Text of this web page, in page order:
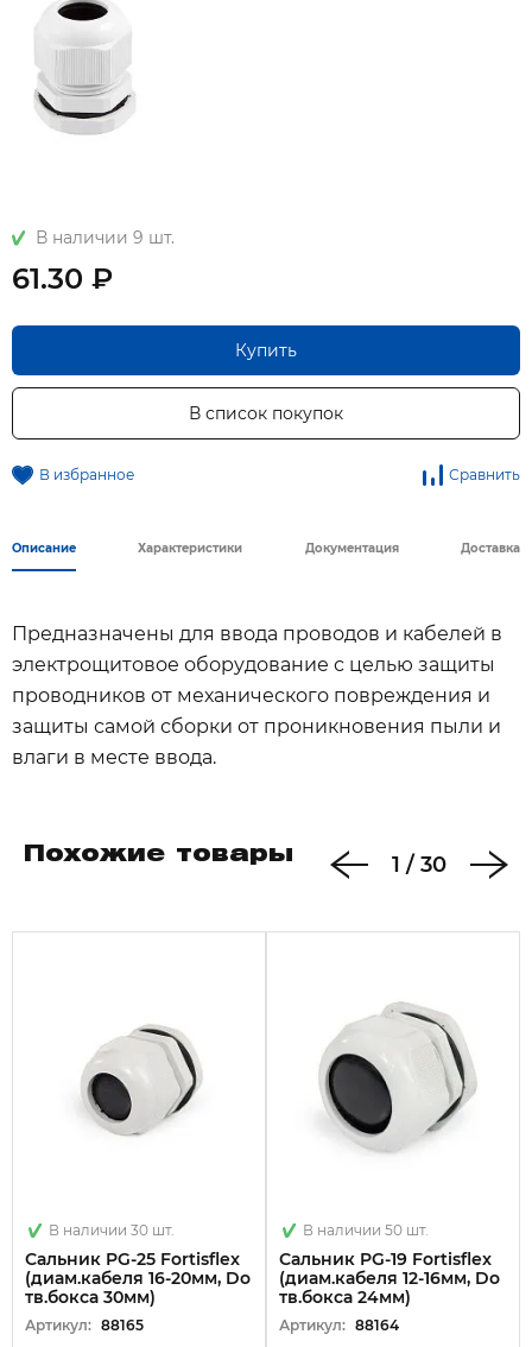
В наличии 9 шт.
61.30 ₽
Купить
В список покупок
В избранное Сравнить
Описание Характеристики Документация Доставка
Предназначены для ввода проводов и кабелей в
электрощитовое оборудование с целью защиты
проводников от механического повреждения и
защиты самой сборки от проникновения пыли и
влаги в месте ввода.
Похожие товары 1 / 30
В наличии 30 шт.
Сальник PG-25 Fortisflex
(диам.кабеля 16-20мм, Dо
тв.бокса 30мм)
Артикул: 88165
В наличии 50 шт.
Сальник PG-19 Fortisflex
(диам.кабеля 12-16мм, Dо
тв.бокса 24мм)
Артикул: 88164